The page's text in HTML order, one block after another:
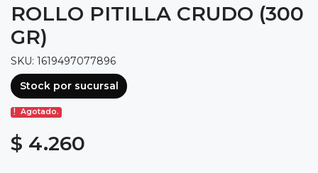
ROLLO PITILLA CRUDO (300
GR)
SKU: 1619497077896
Stock por sucursal
Agotado.
$ 4.260